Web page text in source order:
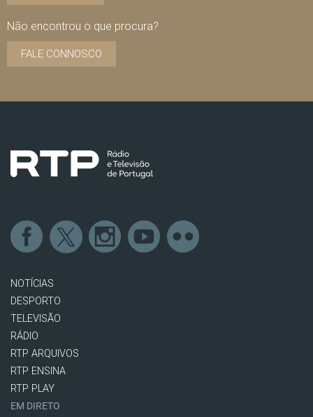
Não encontrou o que procura?
FALE CONNOSCO
NOTÍCIAS
DESPORTO
TELEVISÃO
RÁDIO
RTP ARQUIVOS
RTP ENSINA
RTP PLAY
EM DIRETO